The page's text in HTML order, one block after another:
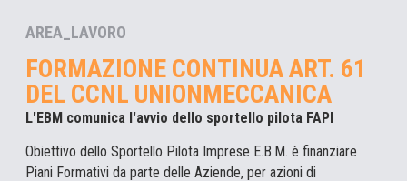
AREA_LAVORO
FORMAZIONE CONTINUA ART. 61
DEL CCNL UNIONMECCANICA
L'EBM comunica l'avvio dello sportello pilota FAPI
Obiettivo dello Sportello Pilota Imprese E.B.M. è finanziare
Piani Formativi da parte delle Aziende, per azioni di